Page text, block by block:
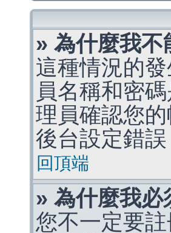
» 為什麼我不
這種情況的
員名稱和密
理員確認您
後台設定錯
回頂端
» 為什麼我必
您不一定要